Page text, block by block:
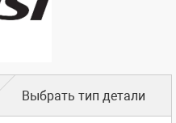
Выбрать тип детали